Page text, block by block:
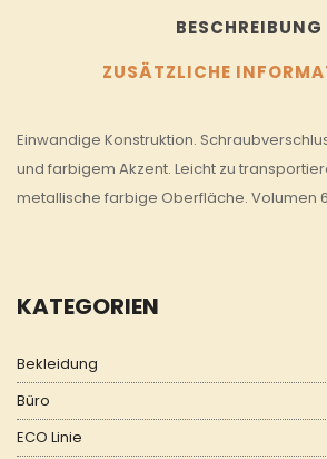
KATEGORIEN
Bekleidung
Büro
ECO Linie
BESCHREIBUNG
ZUSÄTZLICHE
Einwandige Konstruktion.
und farbigem Akzent. Leicht zu
metallische farbige Oberfläche. Volumen